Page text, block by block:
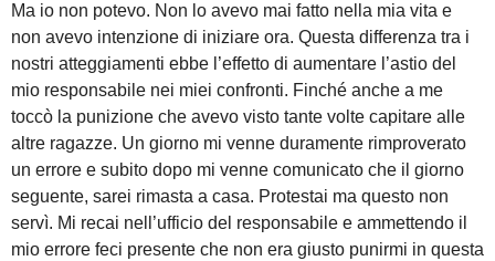
Ma io non potevo. Non lo avevo mai fatto nella mia vita e
non avevo intenzione di iniziare ora. Questa differenza tra i
nostri atteggiamenti ebbe l’effetto di aumentare l’astio del
mio responsabile nei miei confronti. Finché anche a me
toccò la punizione che avevo visto tante volte capitare alle
altre ragazze. Un giorno mi venne duramente rimproverato
un errore e subito dopo mi venne comunicato che il giorno
seguente, sarei rimasta a casa. Protestai ma questo non
servì. Mi recai nell’ufficio del responsabile e ammettendo il
mio errore feci presente che non era giusto punirmi in questa